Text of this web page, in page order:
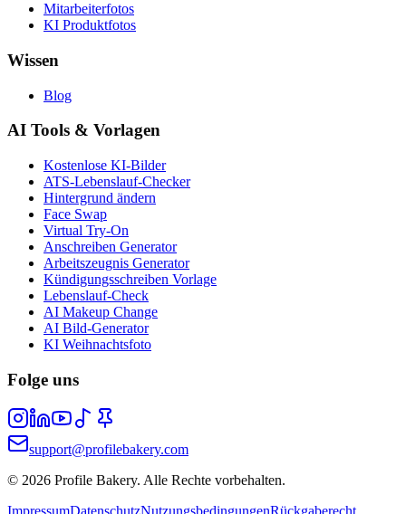
Mitarbeiterfotos
KI Produktfotos
Wissen
Blog
AI Tools & Vorlagen
Kostenlose KI-Bilder
ATS-Lebenslauf-Checker
Hintergrund ändern
Face Swap
Virtual Try-On
Anschreiben Generator
Arbeitszeugnis Generator
Kündigungsschreiben Vorlage
Lebenslauf-Check
AI Makeup Change
AI Bild-Generator
KI Weihnachtsfoto
Folge uns
support@profilebakery.com
© 2026 Profile Bakery. Alle Rechte vorbehalten.
ImpressumDatenschutzNutzungsbedingungenRückgaberecht